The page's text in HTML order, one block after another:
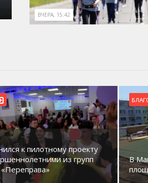
ВЧЕРА, 15:42
ВИДЕОРЕПОРТАЖИ
идет обустройство новых детских
микрорайонах.